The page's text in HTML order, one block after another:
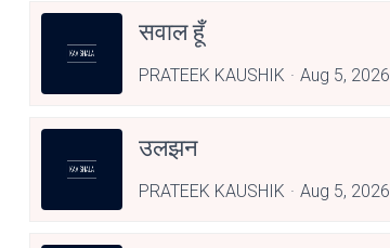
सवाल हूँ
PRATEEK KAUSHIK Aug 5, 2026
उलझन
PRATEEK KAUSHIK Aug 5, 2026